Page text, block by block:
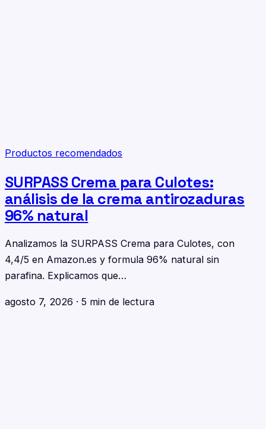
Productos recomendados
SURPASS Crema para Culotes:
análisis de la crema antirozaduras
96% natural
Analizamos la SURPASS Crema para Culotes, con
4,4/5 en Amazon.es y formula 96% natural sin
parafina. Explicamos que…
agosto 7, 2026 · 5 min de lectura